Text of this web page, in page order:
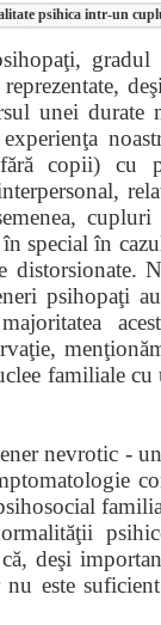
psihica intr-un
gradul
unei
copii) cu
special în
distorsionate.
psihopaţi
familiale
nevrotic -
deşi
este